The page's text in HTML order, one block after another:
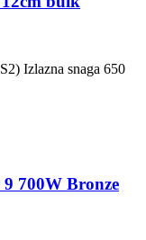
Izlazna snaga 650
700W Bronze